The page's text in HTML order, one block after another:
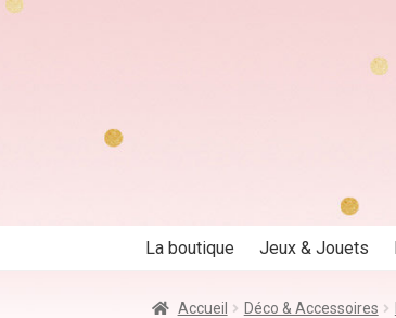
La boutique Jeux & Jouets
Accueil Déco & Accessoires